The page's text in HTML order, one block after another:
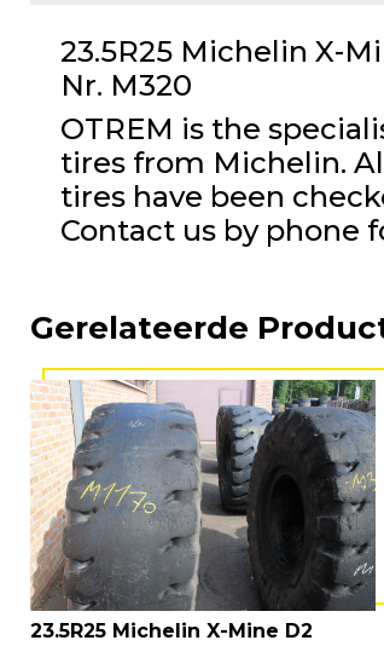
23.5R25 Michelin X-
Nr. M320
OTREM is the
tires from Michelin.
tires have been
Contact us by phone
Gerelateerde
23.5R25 Michelin X-Mine D2